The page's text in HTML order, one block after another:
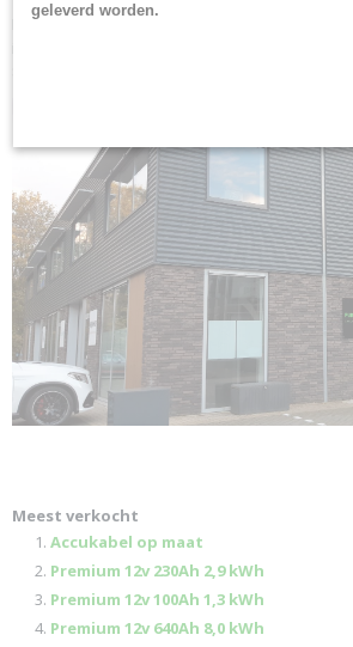
Bij ons ontvangt u niet alleen de standaard
in dat de batterij na 10 jaar voor de Premium
Meest verkocht
Accukabel op maat
Premium 12v 230Ah 2,9 kWh
Premium 12v 100Ah 1,3 kWh
Premium 12v 640Ah 8,0 kWh
geleverd worden.